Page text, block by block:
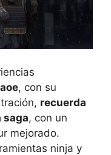
, con su
recuerda
saga, con un
mejorado.
ninja y